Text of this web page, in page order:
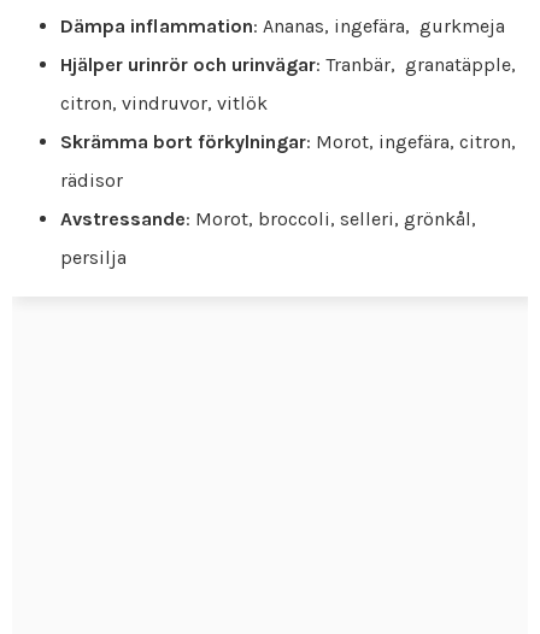
Dämpa inflammation: Ananas, ingefära, gurkmeja
Hjälper urinrör och urinvägar: Tranbär, granatäpple,
citron, vindruvor, vitlök
Skrämma bort förkylningar: Morot, ingefära, citron,
rädisor
Avstressande: Morot, broccoli, selleri, grönkål,
persilja